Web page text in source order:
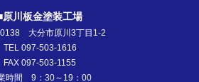
原川板金塗装工場
大分市原川3丁目1-2
TEL 097-503-1616
FAX 097-503-1155
時間 9：30～19：00